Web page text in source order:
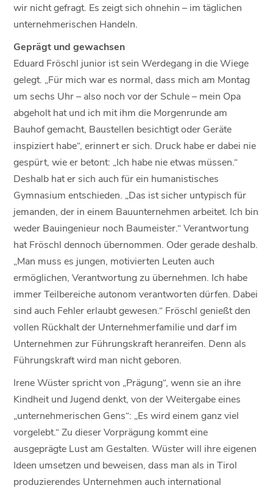
wir nicht gefragt. Es zeigt sich ohnehin – im täglichen
unternehmerischen Handeln.
Geprägt und gewachsen
Eduard Fröschl junior ist sein Werdegang in die Wiege
gelegt. „Für mich war es normal, dass mich am Montag
um sechs Uhr – also noch vor der Schule – mein Opa
abgeholt hat und ich mit ihm die Morgenrunde am
Bauhof gemacht, Baustellen besichtigt oder Geräte
inspiziert habe“, erinnert er sich. Druck habe er dabei nie
gespürt, wie er betont: „Ich habe nie etwas müssen.“
Deshalb hat er sich auch für ein humanistisches
Gymnasium entschieden. „Das ist sicher untypisch für
jemanden, der in einem Bauunternehmen arbeitet. Ich bin
weder Bauingenieur noch Baumeister.“ Verantwortung
hat Fröschl dennoch übernommen. Oder gerade deshalb.
„Man muss es jungen, motivierten Leuten auch
ermöglichen, Verantwortung zu übernehmen. Ich habe
immer Teilbereiche autonom verantworten dürfen. Dabei
sind auch Fehler erlaubt gewesen.“ Fröschl genießt den
vollen Rückhalt der Unternehmerfamilie und darf im
Unternehmen zur Führungskraft heranreifen. Denn als
Führungskraft wird man nicht geboren.
Irene Wüster spricht von „Prägung“, wenn sie an ihre
Kindheit und Jugend denkt, von der Weitergabe eines
„unternehmerischen Gens“: „Es wird einem ganz viel
vorgelebt.“ Zu dieser Vorprägung kommt eine
ausgeprägte Lust am Gestalten. Wüster will ihre eigenen
Ideen umsetzen und beweisen, dass man als in Tirol
produzierendes Unternehmen auch international